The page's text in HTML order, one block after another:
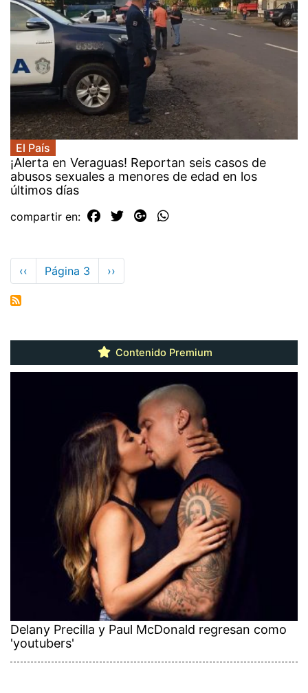
El País
¡Alerta en Veraguas! Reportan seis casos de
abusos sexuales a menores de edad en los
últimos días
compartir en:
Paginación
Página
anterior
‹‹ Página 3
Siguiente
página
››
Contenido Premium
Delany Precilla y Paul McDonald regresan como
'youtubers'